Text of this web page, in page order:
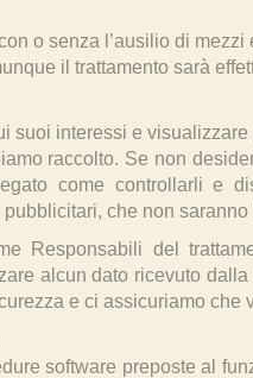
o senza l’ausilio di
il trattamento sarà
suoi interessi e
raccolto. Se non
come controllarli e
che non
Responsabili del
alcun dato ricevuto
e ci assicuriamo che
software preposte al